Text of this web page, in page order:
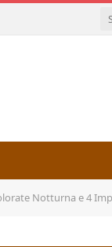
Debole/Forte 2 Mode